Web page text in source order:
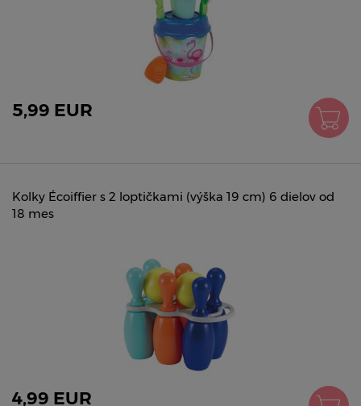
5,99 EUR
Kolky Écoiffier s 2 loptičkami (výška 19 cm) 6 dielov od
18 mes
4,99 EUR